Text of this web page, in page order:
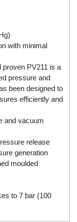
with minimal
proven PV211 is a
pressure and
been designed to
efficiently and
and vacuum
release
generation
moulded
to 7 bar (100